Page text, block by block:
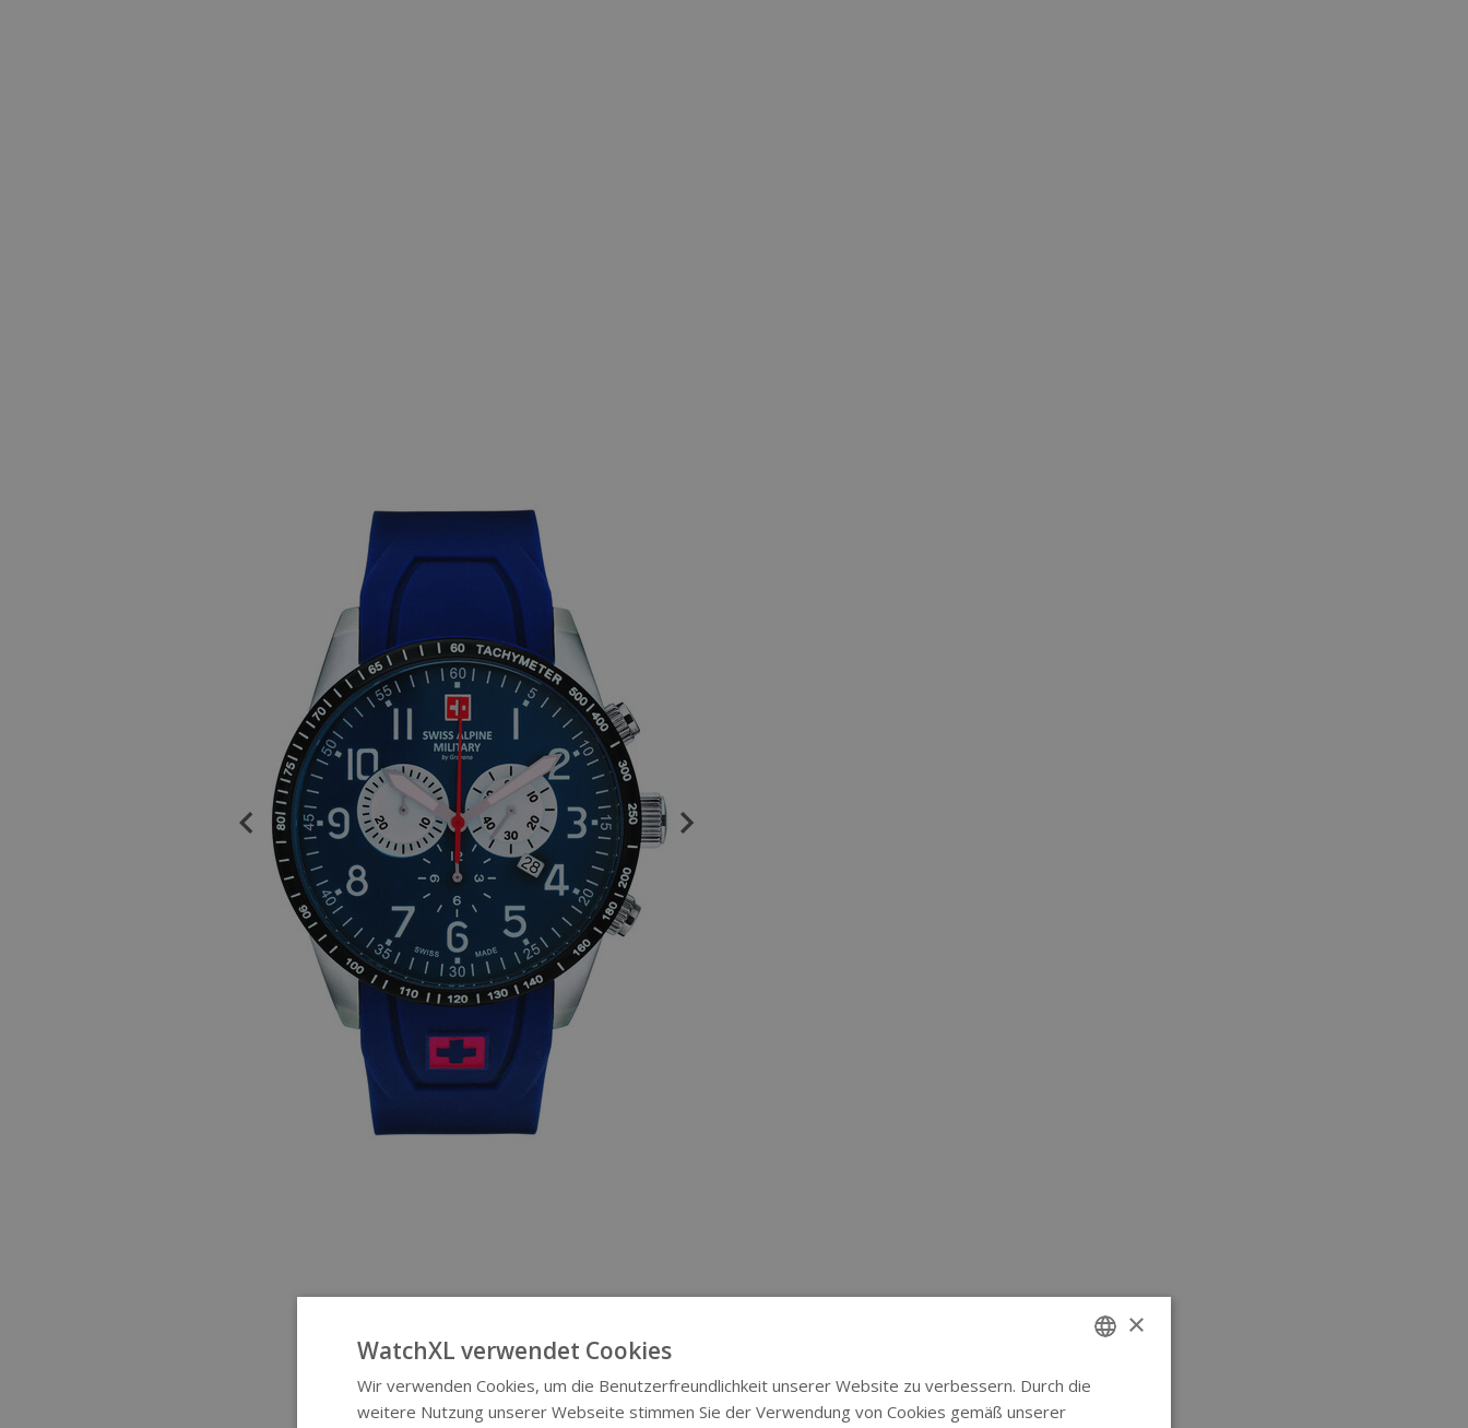
ENGLISH
×
WatchXL verwendet Cookies
Wir verwenden Cookies, um die Benutzerfreundlichkeit unserer Website zu verbessern. Durch die
weitere Nutzung unserer Webseite stimmen Sie der Verwendung von Cookies gemäß unserer